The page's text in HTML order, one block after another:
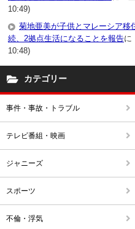
10:49)
菊地亜美が子供とマレーシア移
続、2拠点生活になることを報告に
10:48)
カテゴリー
事件・事故・トラブル
テレビ番組・映画
ジャニーズ
スポーツ
不倫・浮気